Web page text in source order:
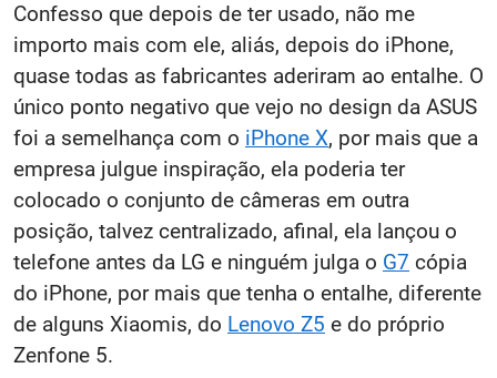
Confesso que depois de ter usado, não me
importo mais com ele, aliás, depois do iPhone,
quase todas as fabricantes aderiram ao entalhe. O
único ponto negativo que vejo no design da ASUS
foi a semelhança com o iPhone X, por mais que a
empresa julgue inspiração, ela poderia ter
colocado o conjunto de câmeras em outra
posição, talvez centralizado, afinal, ela lançou o
telefone antes da LG e ninguém julga o G7 cópia
do iPhone, por mais que tenha o entalhe, diferente
de alguns Xiaomis, do Lenovo Z5 e do próprio
Zenfone 5.